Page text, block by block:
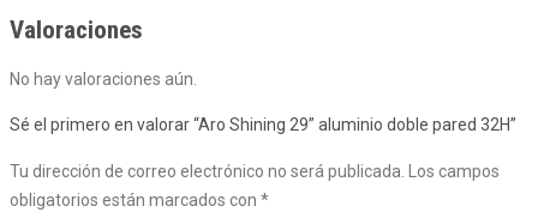
Valoraciones
No hay valoraciones aún.
Sé el primero en valorar “Aro Shining 29” aluminio doble pared 32H”
Tu dirección de correo electrónico no será publicada. Los campos
obligatorios están marcados con *